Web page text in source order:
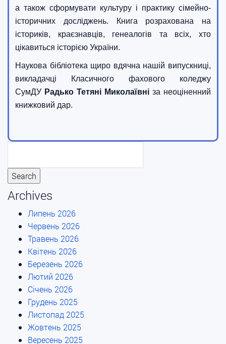
а також сформувати культуру і практику сімейно-
історичних досліджень. Книга розрахована на
істориків, краєзнавців, генеалогів та всіх, хто
цікавиться історією України.
Наукова бібліотека щиро вдячна нашій випускниці,
викладачці Класичного фахового коледжу
СумДУ Радько Тетяні Миколаївні за неоціненний
книжковий дар.
Archives
Липень 2026
Червень 2026
Травень 2026
Квітень 2026
Березень 2026
Лютий 2026
Січень 2026
Грудень 2025
Листопад 2025
Жовтень 2025
Вересень 2025